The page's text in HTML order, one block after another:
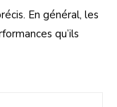
En général, les
qu’ils